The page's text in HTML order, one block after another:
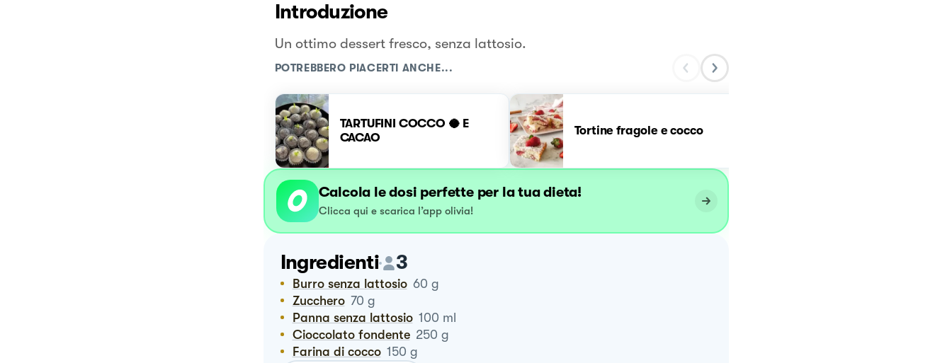
Introduzione
Un ottimo dessert fresco, senza lattosio.
POTREBBERO PIACERTI ANCHE...
TARTUFINI COCCO 🥥 E
CACAO
Tortine fragole e cocco
Calcola le dosi perfette per la tua dieta!
Clicca qui e scarica l’app olivia!
Ingredienti 3
Burro senza lattosio 60 g
Zucchero 70 g
Panna senza lattosio 100 ml
Cioccolato fondente 250 g
Farina di cocco 150 g